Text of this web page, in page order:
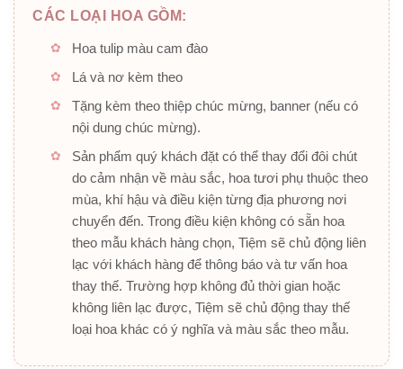
CÁC LOẠI HOA GỒM:
Hoa tulip màu cam đào
Lá và nơ kèm theo
Tặng kèm theo thiệp chúc mừng, banner (nếu có
nội dung chúc mừng).
Sản phẩm quý khách đặt có thể thay đổi đôi chút
do cảm nhận về màu sắc, hoa tươi phụ thuộc theo
mùa, khí hậu và điều kiện từng địa phương nơi
chuyển đến. Trong điều kiện không có sẵn hoa
theo mẫu khách hàng chọn, Tiệm sẽ chủ động liên
lạc với khách hàng để thông báo và tư vấn hoa
thay thế. Trường hợp không đủ thời gian hoặc
không liên lạc được, Tiệm sẽ chủ động thay thế
loại hoa khác có ý nghĩa và màu sắc theo mẫu.